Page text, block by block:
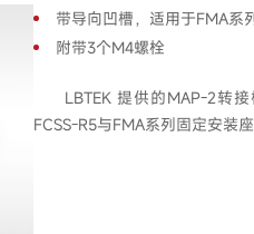
带导向凹槽，适用于FMA系
附带3个M4螺栓
LBTEK 提供的MAP-2转
FCSS-R5与FMA系列固定安装